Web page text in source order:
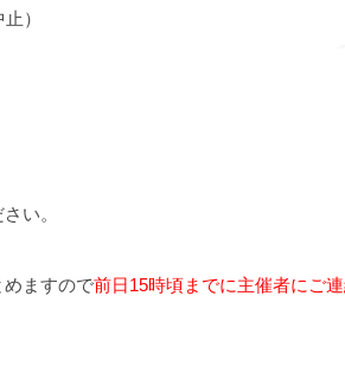
）
い。
ますので前日15時頃までに主催者にご